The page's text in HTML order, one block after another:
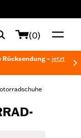
(0)
Rücksendung – jetzt